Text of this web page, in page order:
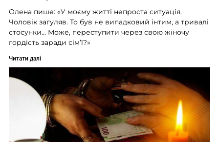
Олена пише: «У моєму житті непроста ситуація.
Чоловік загуляв. То був не випадковий інтим, а тривалі
стосунки… Може, переступити через свою жіночу
гордість заради сім’ї?»
Читати далі